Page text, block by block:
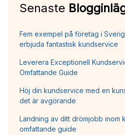
Senaste
Fem exempel på företag i
erbjuda fantastisk kundservice
Leverera Exceptionell
Omfattande Guide
Höj din kundservice med en
det är avgörande
Landning av ditt drömjobb inom
omfattande guide